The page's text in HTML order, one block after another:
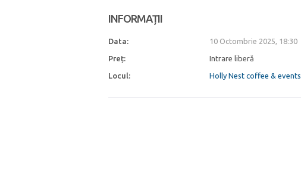
INFORMAȚII
Data: 10 Octombrie 2025, 18:30
Preț: Intrare liberă
Locul: Holly Nest coffee & events